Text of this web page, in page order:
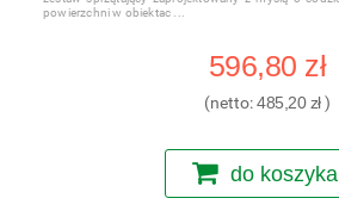
powierzchni w obiektac
596,80 zł
(netto:485,20 zł)
do koszyka